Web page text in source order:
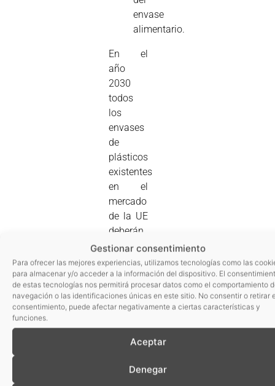
Gestionar consentimiento
Para ofrecer las mejores experiencias, utilizamos tecnologías como las
para almacenar y/o acceder a la información del dispositivo. El
de estas tecnologías nos permitirá procesar datos como el comportamiento
navegación o las identificaciones únicas en este sitio. No consentir o retirar
consentimiento, puede afectar negativamente a ciertas características y
funciones.
Aceptar
Denegar
envase
alimentario.
En el
año
2030
todos
los
envases
de
plásticos
existentes
en el
mercado
de la UE
deberán
ser
reutilizables
o
reciclables.
El
objetivo
abre un